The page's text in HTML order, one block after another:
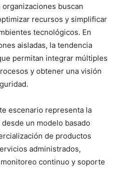
buscan
recursos y simplificar
tecnológicos. En
aisladas, la tendencia
permitan integrar múltiples
y obtener una visión
escenario representa la
un modelo basado
de productos
administrados,
continuo y soporte